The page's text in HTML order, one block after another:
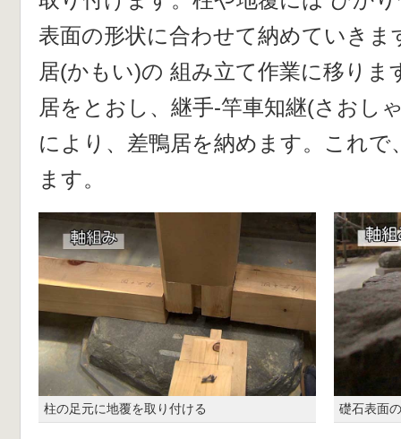
表面の形状に合わせて納めていきま
居(かもい)の 組み立て作業に移りま
居をとおし、継手-竿車知継(さおし
により、差鴨居を納めます。これで
ます。
柱の足元に地覆を取り付ける 礎石表面